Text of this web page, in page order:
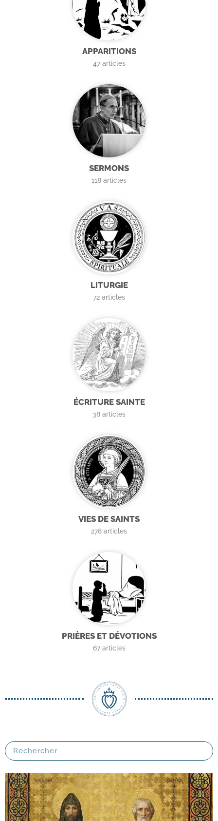
APPARITIONS
47articles
SERMONS
118 articles
LITURGIE
72 articles
ÉCRITURE SAINTE
38 articles
VIES DE SAINTS
278 articles
PRIÈRES ET DÉVOTIONS
67articles